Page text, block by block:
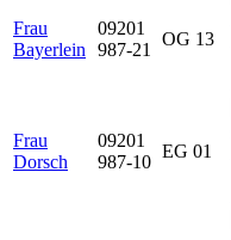
Frau
Bayerlein
09201
987-21
OG 13
Frau
Dorsch
09201
987-10
EG 01